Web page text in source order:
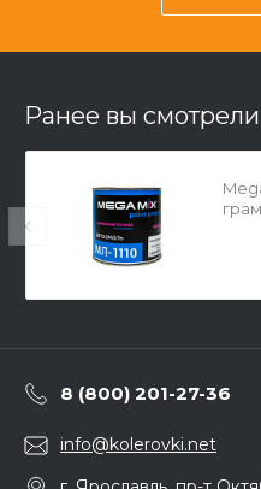
Ранее вы смотрели
8 (800) 201-27-36
info@kolerovki.net